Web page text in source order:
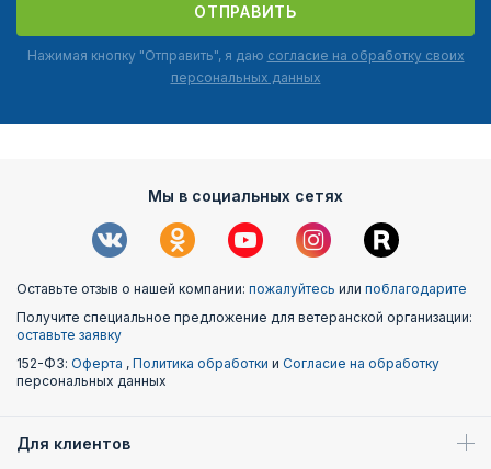
ОТПРАВИТЬ
Нажимая кнопку "Отправить", я даю согласие на обработку своих
персональных данных
Мы в социальных сетях
Оставьте отзыв о нашей компании: пожалуйтесь или поблагодарите
Получите специальное предложение для ветеранской организации:
оставьте заявку
152-ФЗ: Оферта , Политика обработки и Согласие на обработку
персональных данных
Для клиентов